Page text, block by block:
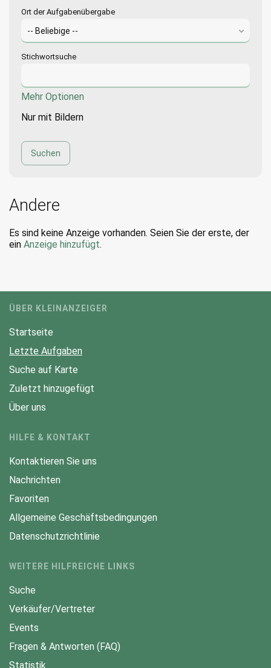
Ort der Aufgabenübergabe
Stichwortsuche
Mehr Optionen
Nur mit Bildern
Andere
Es sind keine Anzeige vorhanden. Seien Sie der erste, der
ein Anzeige hinzufügt.
ÜBER KLEINANZEIGER
Startseite
Letzte Aufgaben
Suche auf Karte
Zuletzt hinzugefügt
Über uns
HILFE & KONTAKT
Kontaktieren Sie uns
Nachrichten
Favoriten
Allgemeine Geschäftsbedingungen
Datenschutzrichtlinie
WEITERE HILFREICHE LINKS
Suche
Verkäufer/Vertreter
Events
Fragen & Antworten (FAQ)
Statistik